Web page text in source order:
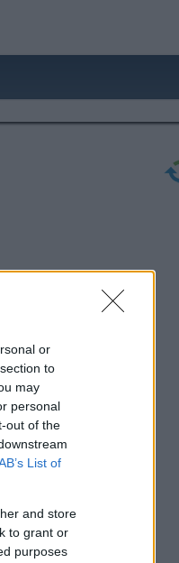
or
to
may
personal
out of the
List of
and store
to grant or
purposes